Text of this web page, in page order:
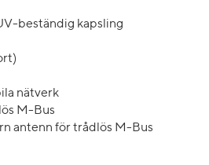
beständig kapsling
nätverk
M-Bus
antenn för trådlös M-Bus